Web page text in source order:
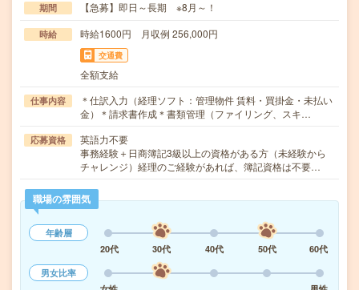
期間 【急募】即日～長期 ※8月～！
時給 時給1600円 月収例 256,000円
交通費
全額支給
仕事内容
＊仕訳入力（経理ソフト：管理物件 賃料・買掛金・未払い
金）＊請求書作成＊書類管理（ファイリング、スキ…
応募資格
英語力不要
事務経験＋日商簿記3級以上の資格がある方（未経験から
チャレンジ）経理のご経験があれば、簿記資格は不要…
職場の雰囲気
年齢層
20代
30代 40代 50代
60代
男女比率